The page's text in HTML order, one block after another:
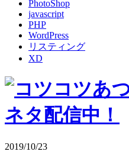
PhotoShop
javascript
PHP
WordPress
リスティング
XD
2019/10/23